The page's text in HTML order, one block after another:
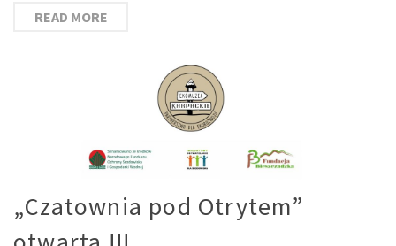
READ MORE
„Czatownia pod Otrytem”